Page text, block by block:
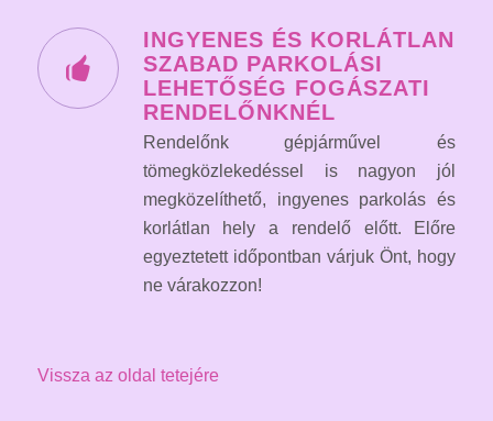
INGYENES ÉS KORLÁTLAN
SZABAD PARKOLÁSI
LEHETŐSÉG FOGÁSZATI
RENDELŐNKNÉL
Rendelőnk gépjárművel és
tömegközlekedéssel is nagyon jól
megközelíthető, ingyenes parkolás és
korlátlan hely a rendelő előtt. Előre
egyeztetett időpontban várjuk Önt, hogy
ne várakozzon!
Vissza az oldal tetejére